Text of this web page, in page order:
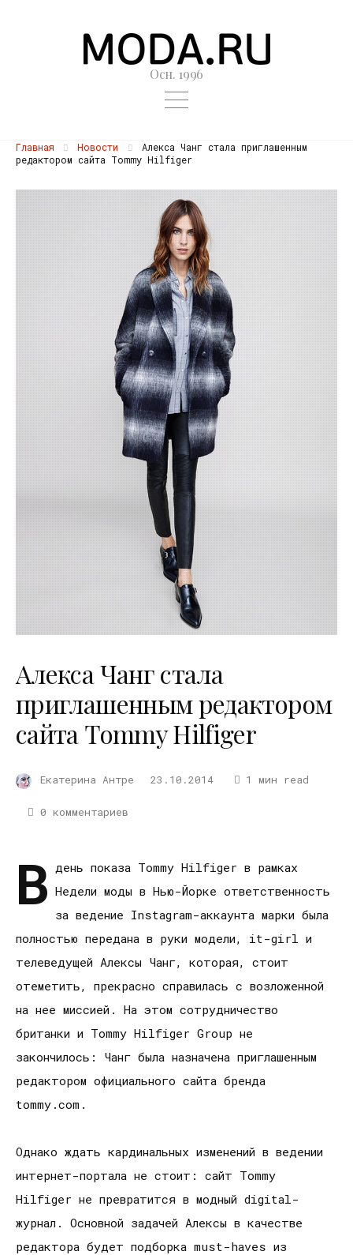
Осн. 1996
Главная Новости
Алекса Чанг стала приглашенным
редактором сайта Tommy Hilfiger
Алекса Чанг стала
приглашенным редактором
сайта Tommy Hilfiger
Екатерина Антре 23.10.2014 1 мин read
0 комментариев
В день показа Tommy Hilfiger в рамках
Недели моды в Нью-Йорке ответственность
за ведение Instagram-аккаунта марки была
полностью передана в руки модели, it-girl и
телеведущей Алексы Чанг, которая, стоит
отеметить, прекрасно справилась с возложенной
на нее миссией. На этом сотрудничество
британки и Tommy Hilfiger Group не
закончилось: Чанг была назначена приглашенным
редактором официального сайта бренда
tommy.com.
Однако ждать кардинальных изменений в ведении
интернет-портала не стоит: сайт Tommy
Hilfiger не превратится в модный digital-
журнал. Основной задачей Алексы в качестве
редактора будет подборка must-haves из